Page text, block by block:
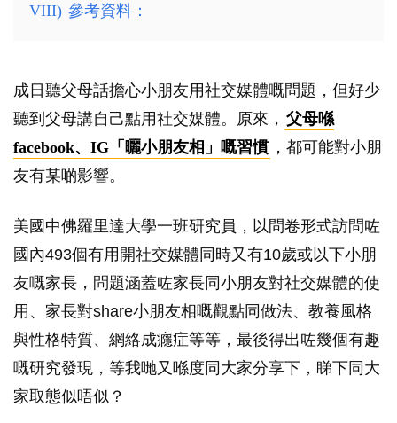
VIII) 參考資料：
成日聽父母話擔心小朋友用社交媒體嘅問題，但好少
聽到父母講自己點用社交媒體。原來， 父母喺
facebook、IG「曬小朋友相」嘅習慣 ，都可能對小朋
友有某啲影響。
美國中佛羅里達大學一班研究員，以問卷形式訪問咗
國內493個有用開社交媒體同時又有10歲或以下小朋
友嘅家長，問題涵蓋咗家長同小朋友對社交媒體的使
用、家長對share小朋友相嘅觀點同做法、教養風格
與性格特質、網絡成癮症等等，最後得出咗幾個有趣
嘅研究發現，等我哋又喺度同大家分享下，睇下同大
家取態似唔似？